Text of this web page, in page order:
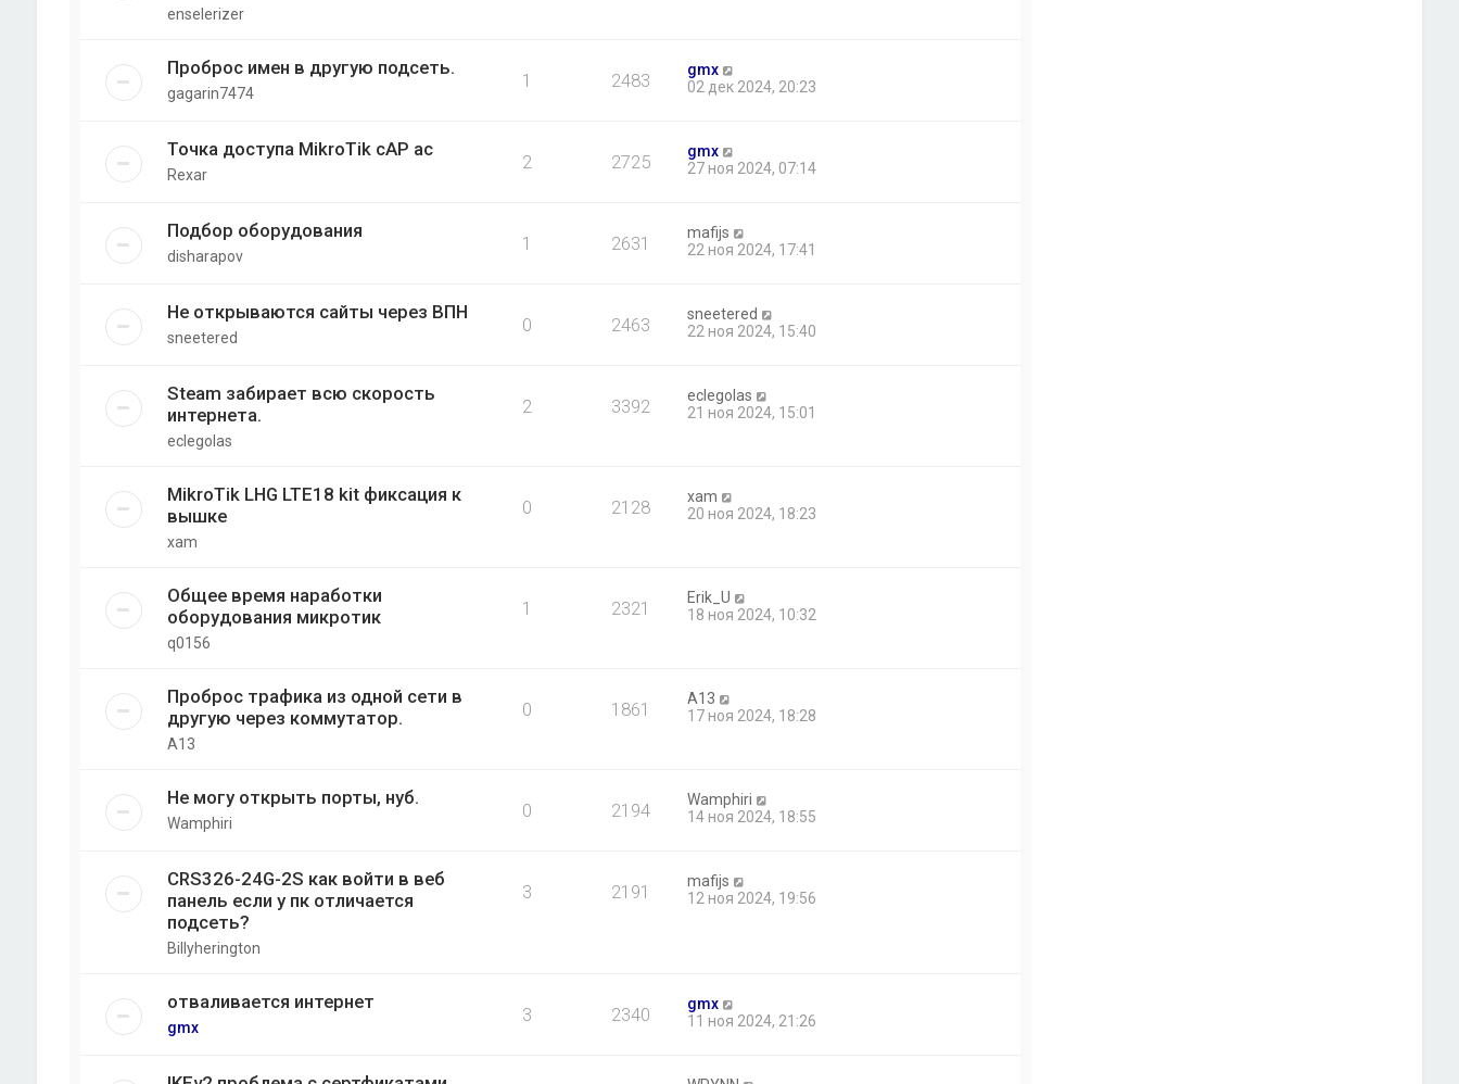
enselerizer
Проброс имен в другую подсеть.
gagarin7474
1 2483
gmx
02 дек 2024, 20:23
Точка доступа MikroTik cAP ac
Rexar
2 2725
gmx
27 ноя 2024, 07:14
Подбор оборудования
disharapov
1 2631
mafijs
22 ноя 2024, 17:41
Не открываются сайты через ВПН
sneetered
0 2463
sneetered
22 ноя 2024, 15:40
Steam забирает всю скорость
интернета.
eclegolas
2 3392
eclegolas
21 ноя 2024, 15:01
MikroTik LHG LTE18 kit фиксация к
вышке
xam
0 2128
xam
20 ноя 2024, 18:23
Общее время наработки
оборудования микротик
q0156
1 2321
Erik_U
18 ноя 2024, 10:32
Проброс трафика из одной сети в
другую через коммутатор.
A13
0 1861
A13
17 ноя 2024, 18:28
Не могу открыть порты, нуб.
Wamphiri
0 2194
Wamphiri
14 ноя 2024, 18:55
CRS326-24G-2S как войти в веб
панель если у пк отличается
подсеть?
Billyherington
3 2191
mafijs
12 ноя 2024, 19:56
отваливается интернет
gmx
3 2340
gmx
11 ноя 2024, 21:26